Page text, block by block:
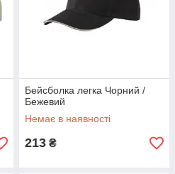
Бейсболка легка Чорний /
Бежевий
Немає в наявності
213 ₴